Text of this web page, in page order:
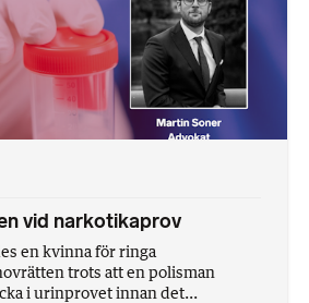
vid narkotikaprov
en kvinna för ringa
trots att en polisman
i urinprovet innan det...